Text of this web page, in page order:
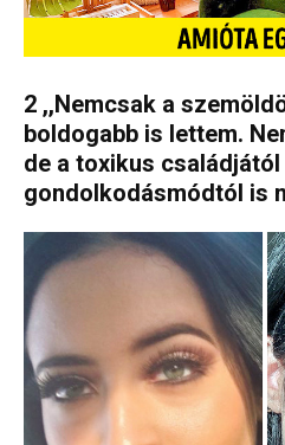
2 ,,Nemcsak a
boldogabb is lettem.
de a toxikus
gondolkodásmódtól is